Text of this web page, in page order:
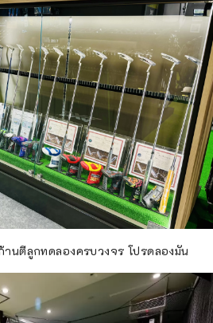
านตีลูกทดลองครบวงจร โปรดลองมัน